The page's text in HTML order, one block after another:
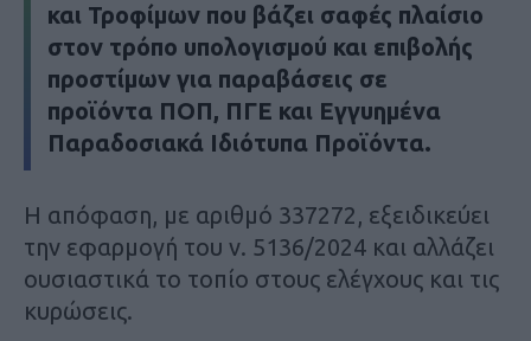
και Τροφίμων που βάζει σαφές πλαίσιο
στον τρόπο υπολογισμού και επιβολής
προστίμων για παραβάσεις σε
προϊόντα ΠΟΠ, ΠΓΕ και Εγγυημένα
Παραδοσιακά Ιδιότυπα Προϊόντα.
Η απόφαση, με αριθμό 337272, εξειδικεύει
την εφαρμογή του ν. 5136/2024 και αλλάζει
ουσιαστικά το τοπίο στους ελέγχους και τις
κυρώσεις.